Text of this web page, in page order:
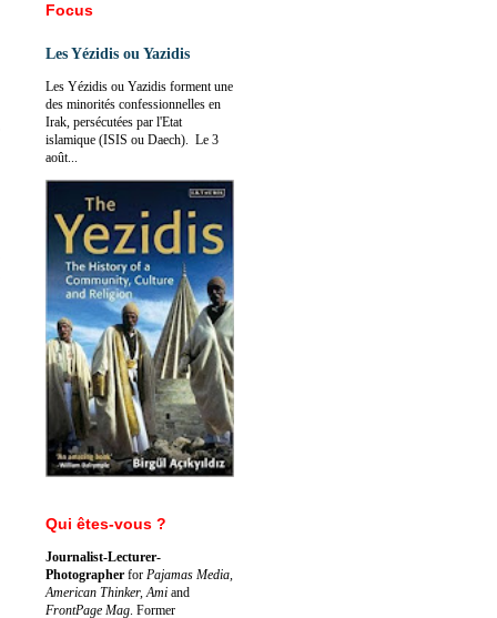
Focus
Les Yézidis ou Yazidis
Les Yézidis ou Yazidis forment une
des minorités confessionnelles en
Irak, persécutées par l'Etat
islamique (ISIS ou Daech). Le 3
août...
Qui êtes-vous ?
Journalist-Lecturer-
Photographer for Pajamas Media,
American Thinker, Ami and
FrontPage Mag. Former